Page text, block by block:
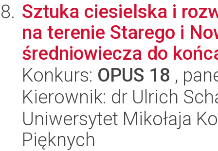
Sztuka ciesielska i
na terenie Starego i
średniowiecza do
Konkurs: OPUS 18 ,
Kierownik: dr Ulrich
Uniwersytet Mikołaja
Pięknych